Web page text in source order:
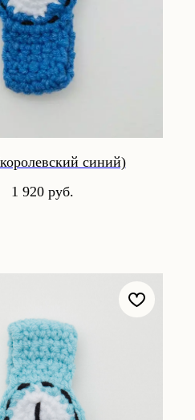
синий)
1 920 руб.